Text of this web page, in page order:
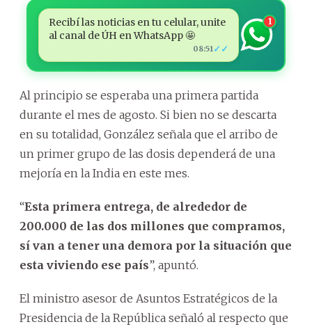
Recibí las noticias en tu celular, unite
al canal de ÚH en WhatsApp 🤩
08:51 ✓✓
1
Al principio se esperaba una primera partida
durante el mes de agosto. Si bien no se descarta
en su totalidad, González señala que el arribo de
un primer grupo de las dosis dependerá de una
mejoría en la India en este mes.
“Esta primera entrega, de alrededor de
200.000 de las dos millones que compramos,
sí van a tener una demora por la situación que
esta viviendo ese país”, apuntó.
El ministro asesor de Asuntos Estratégicos de la
Presidencia de la República señaló al respecto que